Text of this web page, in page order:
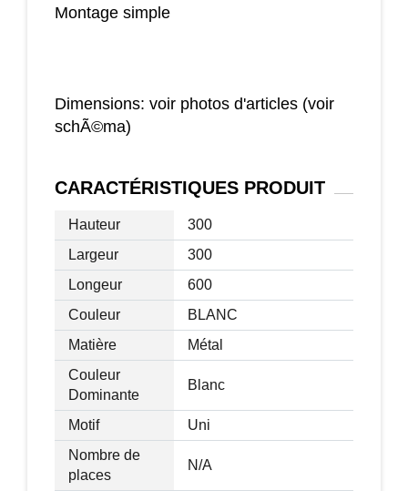
Montage simple
Dimensions: voir photos d'articles (voir
schÃ©ma)
CARACTÉRISTIQUES PRODUIT
Hauteur
300
Largeur
300
Longeur
600
Couleur
BLANC
Matière
Métal
Couleur
Dominante
Blanc
Motif
Uni
Nombre de
places
N/A